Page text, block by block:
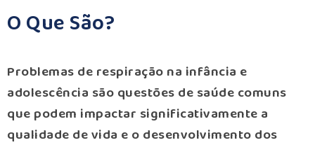
O Que São?
Problemas de respiração na infância e
adolescência são questões de saúde comuns
que podem impactar significativamente a
qualidade de vida e o desenvolvimento dos